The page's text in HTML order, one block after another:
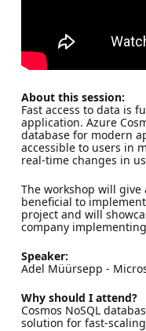
About this session:
Fast access to data is
application. Azure
database for modern
accessible to users in
real-time changes in
The workshop will
beneficial to
project and will
company
Speaker:
Adel Müürsepp -
Why should I attend?
Cosmos NoSQL
solution for fast-